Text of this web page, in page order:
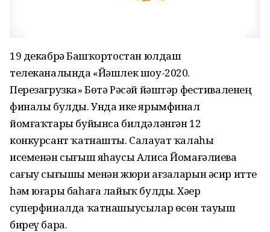
19 декабрҙә Башҡортостан юлдаш
телеканалында «Йәшлек шоу-2020.
Перезагрузка» Бөтә Рәсәй йәштәр фестиваленең
финалы булды. Унда ике ярымфинал
йомғаҡтары буйынса билдәләнгән 12
конкурсант ҡатнашты. Салауат ҡалаһы
исеменән сығыш яһаусы Алиса Йомағәлиева
сағыу сығышы менән жюри ағзаларын әсир итте
һәм юғары баһаға лайыҡ булды. Хәҙер
суперфиналда ҡатнашыусылар өсөн тауыш
биреү бара.